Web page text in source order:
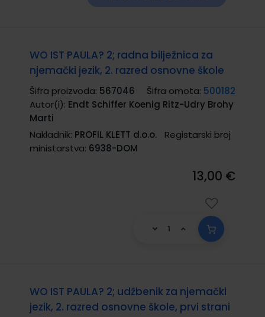
WO IST PAULA? 2; radna bilježnica za
njemački jezik, 2. razred osnovne škole
Šifra proizvoda: 567046 Šifra omota: 500182
Autor(i): Endt Schiffer Koenig Ritz-Udry Brohy
Marti
Nakladnik: PROFIL KLETT d.o.o.
Registarski broj
ministarstva: 6938-DOM
13,00 €
WO IST PAULA? 2; udžbenik za njemački
jezik, 2. razred osnovne škole, prvi strani